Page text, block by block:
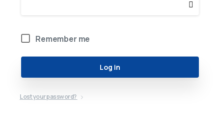
Alternative:
Remember me
Log in
Lost your password?